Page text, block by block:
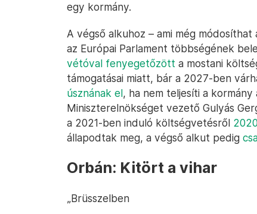
egy kormány.
A végső alkuhoz – ami még
az Európai Parlament többségének
vétóval fenyegetőzött a mostani
támogatásai miatt, bár a 2027-ben
úsznának el, ha nem teljesíti a
Miniszterelnökséget vezető Gulyás
a 2021-ben induló költségvetésről
állapodtak meg, a végső alkut pedig
Orbán: Kitört a vihar
„Brüsszelben